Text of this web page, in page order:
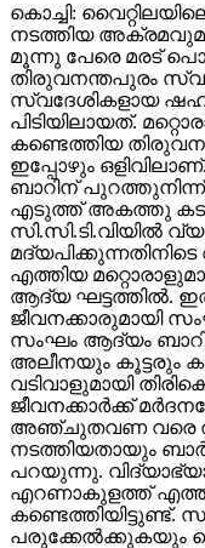
കൊച്ചി:
നടത്തിയ
മൂന്നു പേരെ മരട്
തിരുവനന്തപുരം
സ്വദേശികളായ
പിടിയിലായത്.
കണ്ടെത്തിയ
ഇപ്പോഴും
ബാറിന് പുറത്തുനിന്ന്
എടുത്ത് അകത്തു
സി.സി.ടി.വിയില്‍
എത്തിയ
ആദ്യ ഘട്ടത്തില്‍.
ജീവനക്കാരുമായി
സംഘം ആദ്യം
അലീനയും കൂട്ടരും
വടിവാളുമായി
ജീവനക്കാര്‍ക്ക്
അഞ്ചുതവണ വരെ
നടത്തിയതായും
പറയുന്നു.
എറണാകുളത്ത്
പരുക്കേല്‍ക്കുകയും